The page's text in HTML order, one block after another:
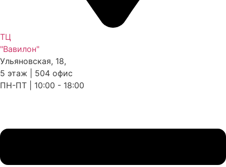
ТЦ
"Вавилон"
Ульяновская, 18,
5 этаж | 504 офис
ПН-ПТ | 10:00 - 18:00